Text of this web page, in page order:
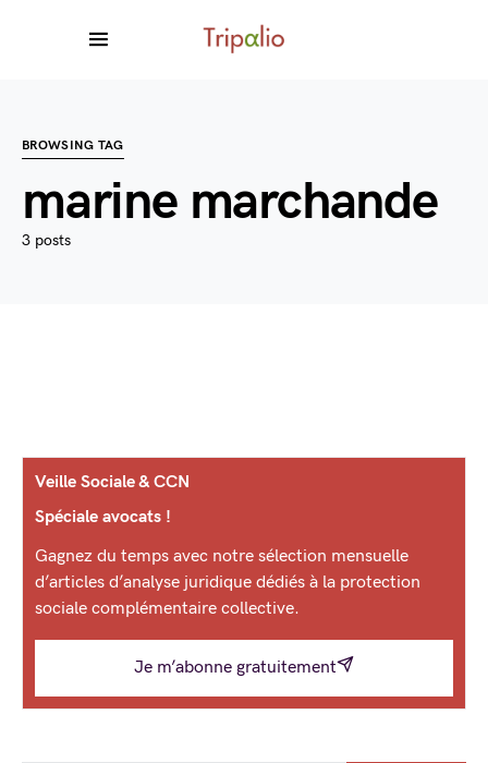
BROWSING TAG
marine marchande
3 posts
Veille Sociale & CCN
Spéciale avocats !
Gagnez du temps avec notre sélection mensuelle
d’articles d’analyse juridique dédiés à la protection
sociale complémentaire collective.
Je m’abonne gratuitement